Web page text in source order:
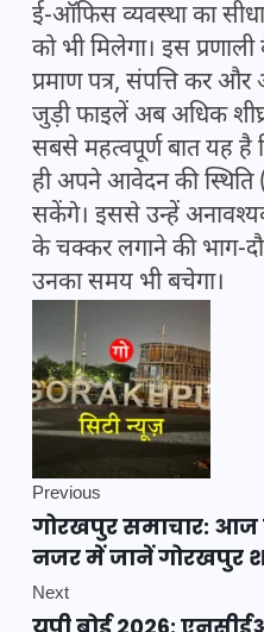
ई-ऑफिस व्यवस्था का
को भी मिलेगा। इस
प्रमाण पत्र, संपत्ति कर
जुड़ी फाइलें अब अधिक
सबसे महत्वपूर्ण बात यह
ही अपने आवेदन की स्थिति
सकेंगे। इससे उन्हें
के चक्कर लगाने की भाग-
उनका समय भी बचेगा।
Previous
गोरखपुर समाचार: आज
नजर में जानें गोरखपुर
Next